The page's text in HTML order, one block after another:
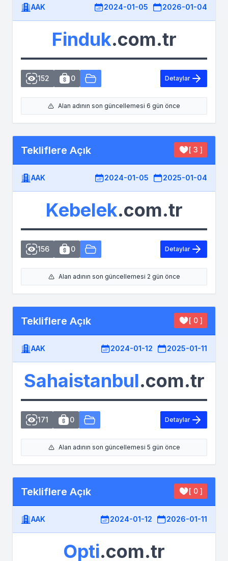
AAK 2024-01-05 2026-01-04
Finduk.com.tr
152 0 Detaylar
Alan adının son güncellemesi 6 gün önce
Tekliflere Açık [ 3 ]
AAK 2024-01-05 2025-01-04
Kebelek.com.tr
156 0 Detaylar
Alan adının son güncellemesi 2 gün önce
Tekliflere Açık [ 0 ]
AAK 2024-01-12 2025-01-11
Sahaistanbul.com.tr
171 0 Detaylar
Alan adının son güncellemesi 5 gün önce
Tekliflere Açık [ 0 ]
AAK 2024-01-12 2026-01-11
Opti.com.tr